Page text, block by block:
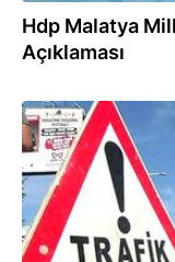
Hdp Malatya
Açıklaması
18.09.2015